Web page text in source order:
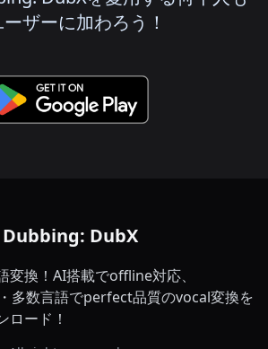
ザーに加わろう！
DubX
変換！AI搭載でoffline対応、
多数言語でperfect品質のvocal変換を
ロード！